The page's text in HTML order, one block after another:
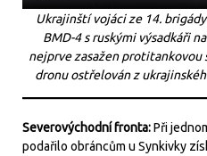
Ukrajinští vojáci ze 14.
BMD-4 s ruskými výsadkáři
nejprve zasažen protitankovou
dronu ostřelován z
Severovýchodní fronta:Při
podařilo obráncům u Synkivky